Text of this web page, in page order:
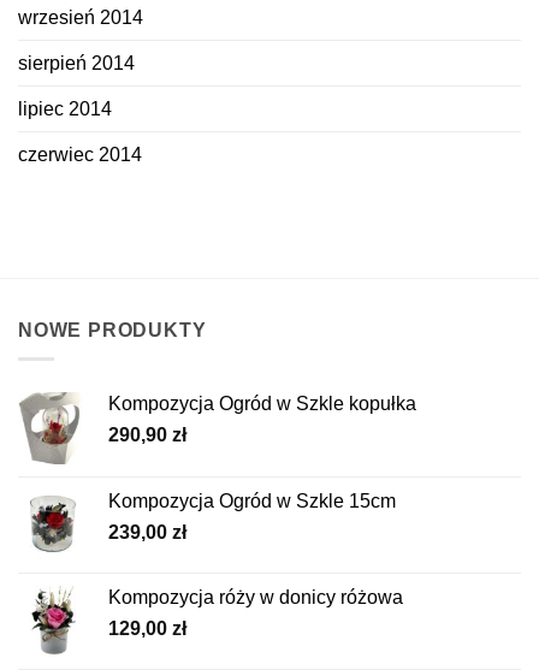
wrzesień 2014
sierpień 2014
lipiec 2014
czerwiec 2014
NOWE PRODUKTY
Kompozycja Ogród w Szkle kopułka
290,90 zł
Kompozycja Ogród w Szkle 15cm
239,00 zł
Kompozycja róży w donicy różowa
129,00 zł